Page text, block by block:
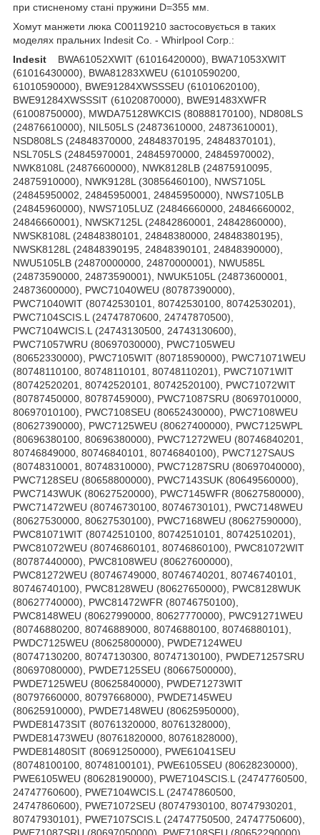
при стисненому стані пружини D=355 мм.
Хомут манжети люка C00119210 застосовується в таких
моделях пральних Indesit Co. - Whirlpool Corp.:
Indesit BWA61052XWIT (61016420000), BWA71053XWIT
(61016430000), BWA81283XWEU (61010590200,
61010590000), BWE91284XWSSSEU (61010620100),
BWE91284XWSSSIT (61020870000), BWE91483XWFR
(61008750000), MWDA75128WKCIS (80888170100), ND808LS
(24876610000), NIL505LS (24873610000, 24873610001),
NSD808LS (24848370000, 24848370195, 24848370101),
NSL705LS (24845970001, 24845970000, 24845970002),
NWK8108L (24876600000), NWK8128LB (24875910095,
24875910000), NWK9128L (30856460100), NWS7105L
(24845950002, 24845950001, 24845950000), NWS7105LB
(24845960000), NWS7105LUZ (24846660000, 24846660002,
24846660001), NWSK7125L (24842860001, 24842860000),
NWSK8108L (24848380101, 24848380000, 24848380195),
NWSK8128L (24848390195, 24848390101, 24848390000),
NWU5105LB (24870000000, 24870000001), NWU585L
(24873590000, 24873590001), NWUK5105L (24873600001,
24873600000), PWC71040WEU (80787390000),
PWC71040WIT (80742530101, 80742530100, 80742530201),
PWC7104SCIS.L (24747870600, 24747870500),
PWC7104WCIS.L (24743130500, 24743130600),
PWC71057WRU (80697030000), PWC7105WEU
(80652330000), PWC7105WIT (80718590000), PWC71071WEU
(80748110100, 80748110101, 80748110201), PWC71071WIT
(80742520201, 80742520101, 80742520100), PWC71072WIT
(80787450000, 80787459000), PWC71087SRU (80697010000,
80697010100), PWC7108SEU (80652430000), PWC7108WEU
(80627390000), PWC7125WEU (80627400000), PWC7125WPL
(80696380100, 80696380000), PWC71272WEU (80746840201,
80746849000, 80746840101, 80746840100), PWC7127SAUS
(80748310001, 80748310000), PWC71287SRU (80697040000),
PWC7128SEU (80658800000), PWC7143SUK (80649560000),
PWC7143WUK (80627520000), PWC7145WFR (80627580000),
PWC71472WEU (80746730100, 80746730101), PWC7148WEU
(80627530000, 80627530100), PWC7168WEU (80627590000),
PWC81071WIT (80742510100, 80742510101, 80742510201),
PWC81072WEU (80746860101, 80746860100), PWC81072WIT
(80787440000), PWC8108WEU (80627600000),
PWC81272WEU (80746749000, 80746740201, 80746740101,
80746740100), PWC8128WEU (80627650000), PWC8128WUK
(80627740000), PWC81472WFR (80746750100),
PWC8148WEU (80627990000, 80627770000), PWC91271WEU
(80746880200, 80746889000, 80746880100, 80746880101),
PWDC7125WEU (80625800000), PWDE7124WEU
(80747130200, 80747130300, 80747130100), PWDE71257SRU
(80697080000), PWDE7125SEU (80667500000),
PWDE7125WEU (80625840000), PWDE71273WIT
(80797660000, 80797668000), PWDE7145WEU
(80625910000), PWDE7148WEU (80625950000),
PWDE81473SIT (80761320000, 80761328000),
PWDE81473WEU (80761820000, 80761828000),
PWDE81480SIT (80691250000), PWE61041SEU
(80748100100, 80748100101), PWE6105SEU (80628230000),
PWE6105WEU (80628190000), PWE7104SCIS.L (24747760500,
24747760600), PWE7104WCIS.L (24747860500,
24747860600), PWE71072SEU (80747930100, 80747930201,
80747930101), PWE7107SCIS.L (24747750500, 24747750600),
PWE71087SRU (80697050000), PWE7108SEU (80652290000),